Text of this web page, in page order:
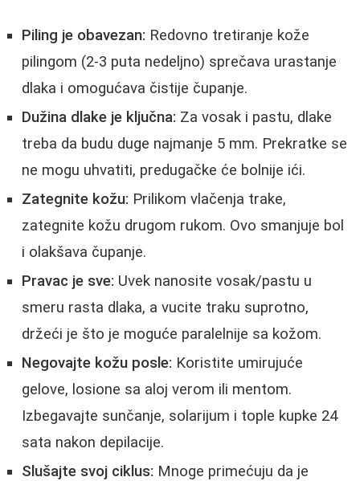
Piling je obavezan: Redovno tretiranje kože
pilingom (2-3 puta nedeljno) sprečava urastanje
dlaka i omogućava čistije čupanje.
Dužina dlake je ključna: Za vosak i pastu, dlake
treba da budu duge najmanje 5 mm. Prekratke se
ne mogu uhvatiti, predugačke će bolnije ići.
Zategnite kožu: Prilikom vlačenja trake,
zategnite kožu drugom rukom. Ovo smanjuje bol
i olakšava čupanje.
Pravac je sve: Uvek nanosite vosak/pastu u
smeru rasta dlaka, a vucite traku suprotno,
držeći je što je moguće paralelnije sa kožom.
Negovajte kožu posle: Koristite umirujuće
gelove, losione sa aloj verom ili mentom.
Izbegavajte sunčanje, solarijum i tople kupke 24
sata nakon depilacije.
Slušajte svoj ciklus: Mnoge primećuju da je